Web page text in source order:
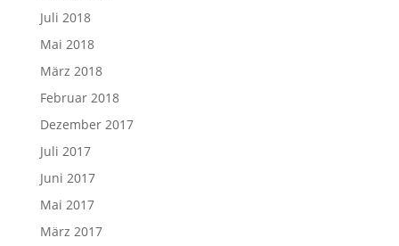
Juli 2018
Mai 2018
März 2018
Februar 2018
Dezember 2017
Juli 2017
Juni 2017
Mai 2017
März 2017